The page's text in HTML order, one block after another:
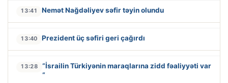
13:41 Nemət Nağdəliyev səfir təyin olundu
13:40 Prezident üç səfiri geri çağırdı
13:28
“İsrailin Türkiyənin maraqlarına zidd fəaliyyəti var
“